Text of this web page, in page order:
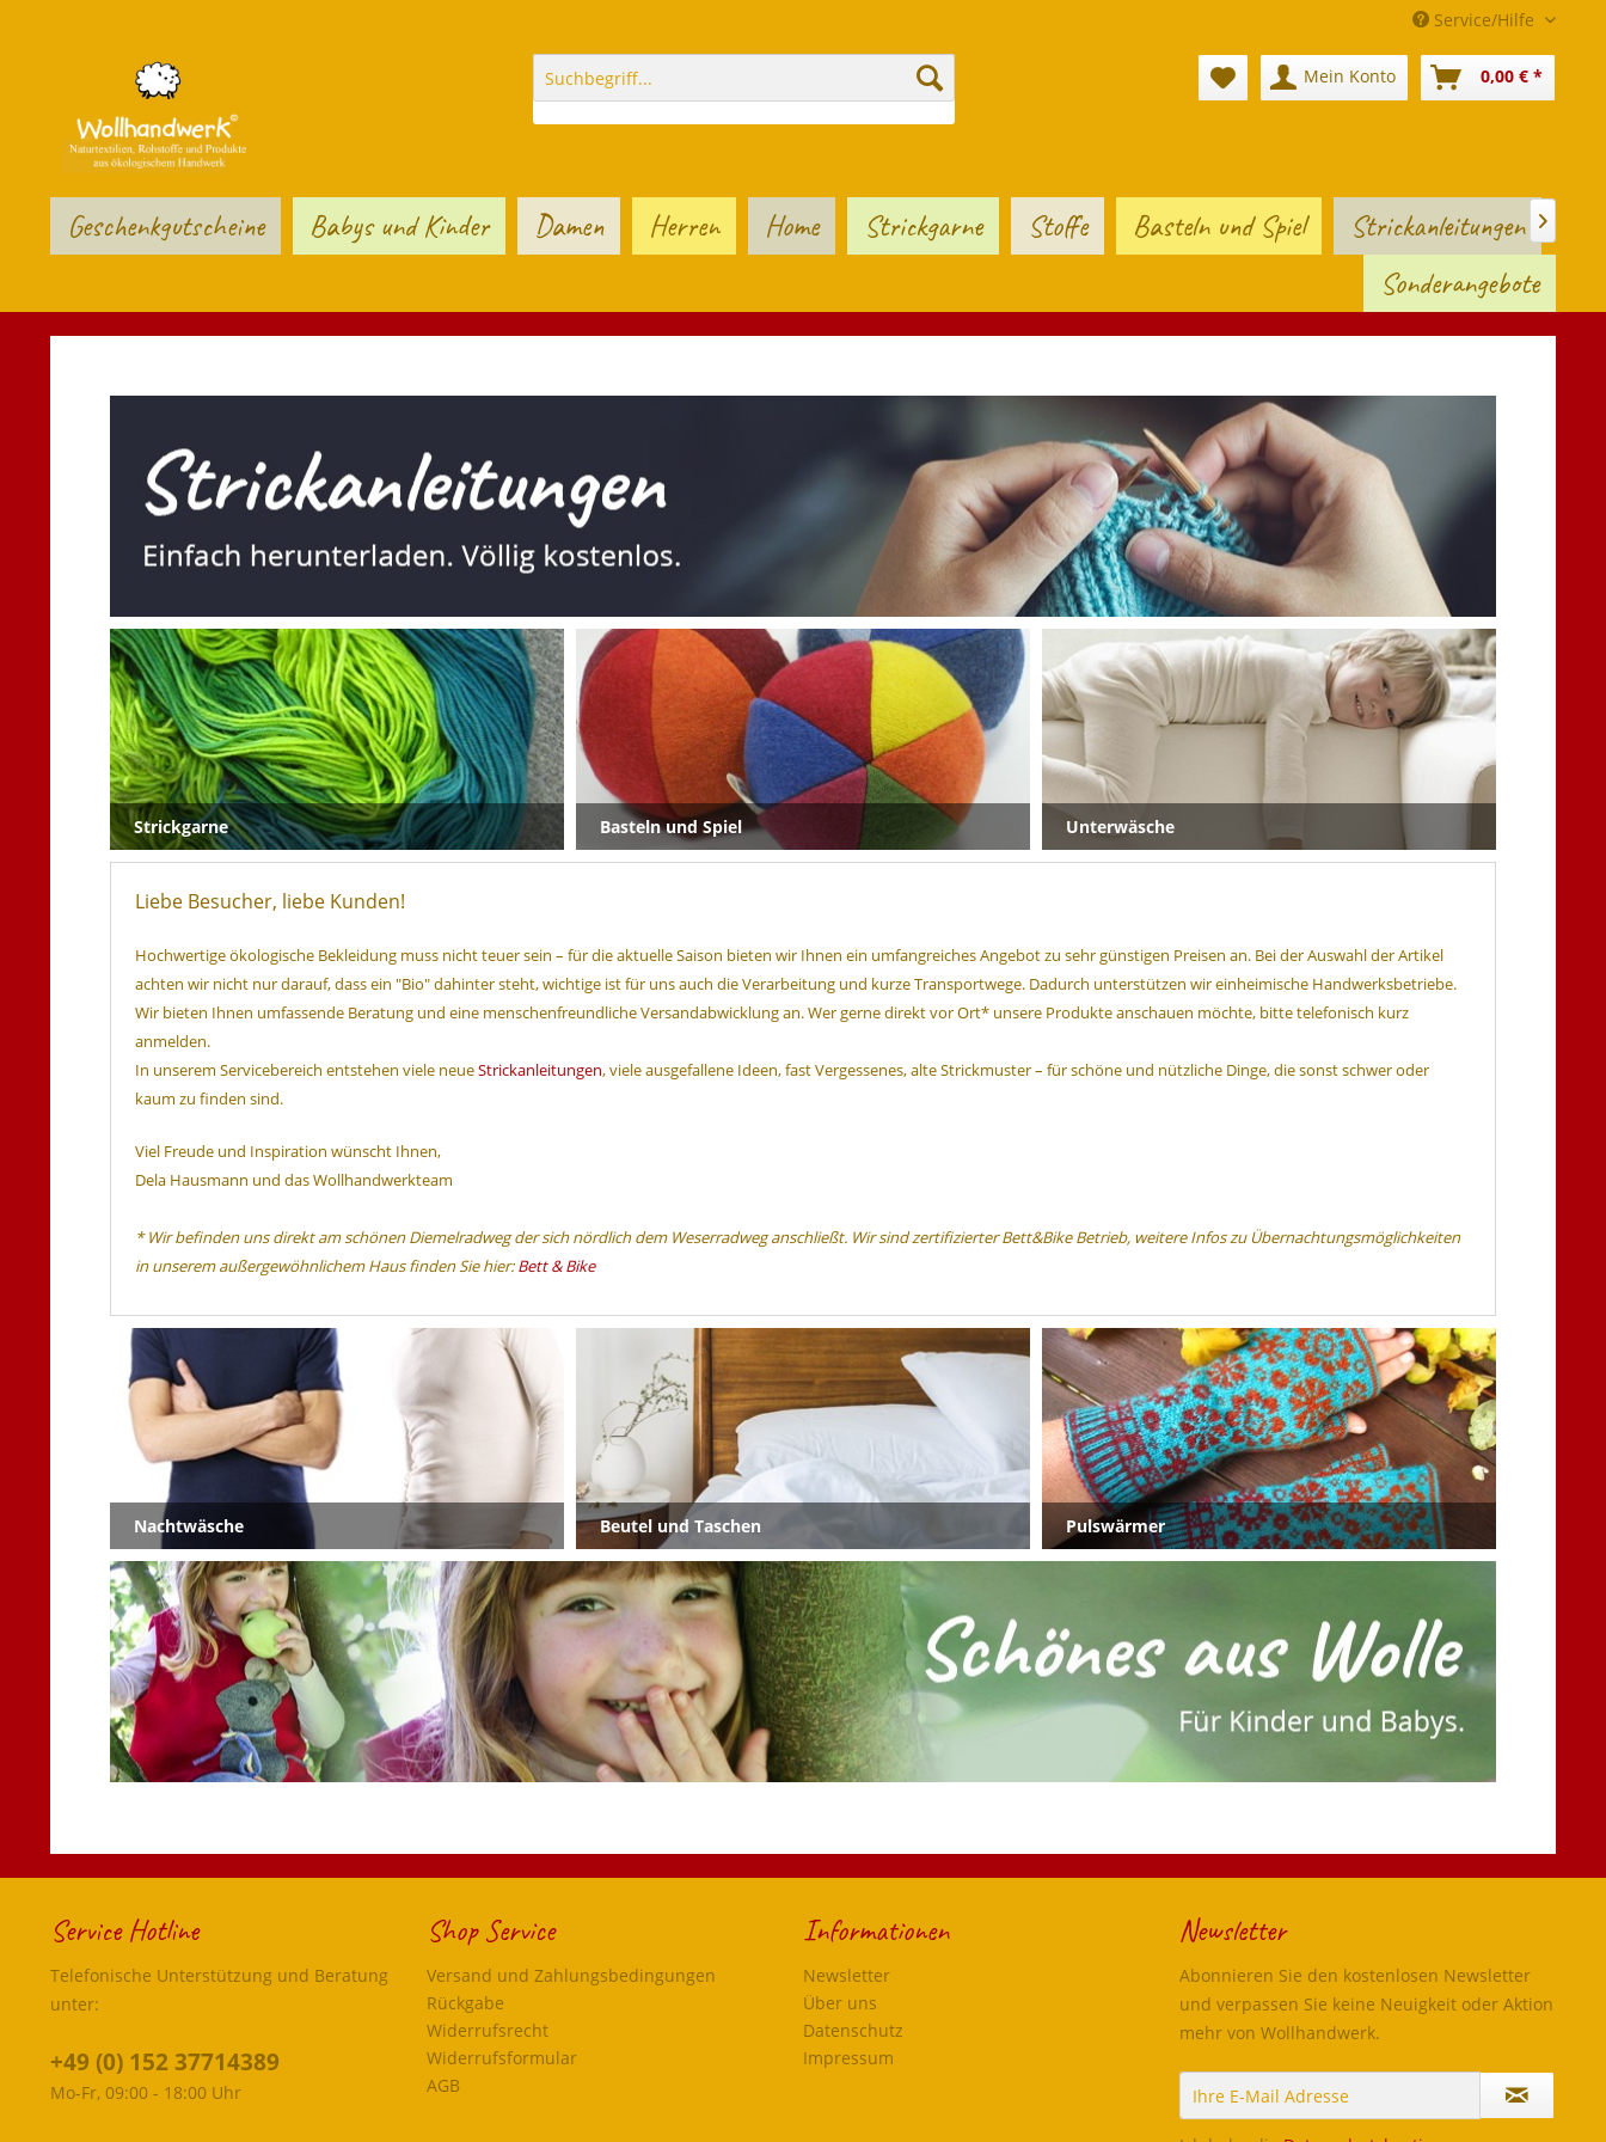
Service/Hilfe
Mein Konto 0,00 € *
Geschenkgutscheine Babys und Kinder Damen Herren Home Strickgarne Stoffe Basteln und Spiel
Strickanleitungen
Sonderangebote

Unterwäsche
Strickgarne Basteln und Spiel
Liebe Besucher, liebe Kunden!
Hochwertige ökologische Bekleidung muss nicht teuer sein – für die aktuelle Saison bieten wir Ihnen ein umfangreiches Angebot zu sehr günstigen Preisen an. Bei der Auswahl der Artikel
achten wir nicht nur darauf, dass ein "Bio" dahinter steht, wichtige ist für uns auch die Verarbeitung und kurze Transportwege. Dadurch unterstützen wir einheimische Handwerksbetriebe.
Wir bieten Ihnen umfassende Beratung und eine menschenfreundliche Versandabwicklung an.Wer gerne direkt vor Ort* unsere Produkte anschauen möchte, bitte telefonisch kurz
anmelden.
In unserem Servicebereich entstehen viele neueStrickanleitungen, viele ausgefallene Ideen, fast Vergessenes, alte Strickmuster – für schöne und nützliche Dinge, die sonst schwer oder
kaum zu finden sind.
Viel Freude und Inspiration wünscht Ihnen,
Dela Hausmann und das Wollhandwerkteam
* Wir befinden uns direkt am schönen Diemelradweg der sich nördlich dem Weserradweg anschließt. Wir sind zertifizierter Bett&Bike Betrieb, weitere Infos zu Übernachtungsmöglichkeiten
in unserem außergewöhnlichem Haus finden Sie hier:Bett & Bike
Pulswärmer
Beutel und Taschen
Nachtwäsche
Service Hotline
Telefonische Unterstützung und Beratung
unter:
+49 (0) 152 37714389
Mo-Fr, 09:00 - 18:00 Uhr
Shop Service
Versand und Zahlungsbedingungen
Rückgabe
Widerrufsrecht
Widerrufsformular
AGB
Informationen
Newsletter
Über uns
Datenschutz
Impressum
Newsletter
Abonnieren Sie den kostenlosen Newsletter
und verpassen Sie keine Neuigkeit oder Aktion
mehr von Wollhandwerk.